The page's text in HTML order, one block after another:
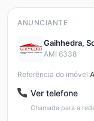
ANUNCIANTE
Gaihhedra,
AMI 6338
Referência do imóvel:
Ver telefone
Chamada para a